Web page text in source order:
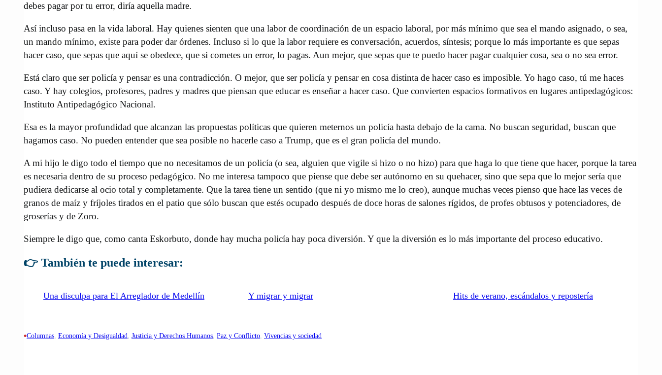
debes pagar por tu error, diría aquella madre.
Así incluso pasa en la vida laboral. Hay quienes sienten que una labor de coordinación de un espacio laboral, por más mínimo que sea el mando asignado, o sea,
un mando mínimo, existe para poder dar órdenes. Incluso si lo que la labor requiere es conversación, acuerdos, síntesis; porque lo más importante es que sepas
hacer caso, que sepas que aquí se obedece, que si cometes un error, lo pagas. Aun mejor, que sepas que te puedo hacer pagar cualquier cosa, sea o no sea error.
Está claro que ser policía y pensar es una contradicción. O mejor, que ser policía y pensar en cosa distinta de hacer caso es imposible. Yo hago caso, tú me haces
caso. Y hay colegios, profesores, padres y madres que piensan que educar es enseñar a hacer caso. Que convierten espacios formativos en lugares antipedagógicos:
Instituto Antipedagógico Nacional.
Esa es la mayor profundidad que alcanzan las propuestas políticas que quieren meternos un policía hasta debajo de la cama. No buscan seguridad, buscan que
hagamos caso. No pueden entender que sea posible no hacerle caso a Trump, que es el gran policía del mundo.
A mi hijo le digo todo el tiempo que no necesitamos de un policía (o sea, alguien que vigile si hizo o no hizo) para que haga lo que tiene que hacer, porque la tarea
es necesaria dentro de su proceso pedagógico. No me interesa tampoco que piense que debe ser autónomo en su quehacer, sino que sepa que lo mejor sería que
pudiera dedicarse al ocio total y completamente. Que la tarea tiene un sentido (que ni yo mismo me lo creo), aunque muchas veces pienso que hace las veces de
granos de maíz y fríjoles tirados en el patio que sólo buscan que estés ocupado después de doce horas de salones rígidos, de profes obtusos y potenciadores, de
groserías y de Zoro.
Siempre le digo que, como canta Eskorbuto, donde hay mucha policía hay poca diversión. Y que la diversión es lo más importante del proceso educativo.
👉 También te puede interesar:
Una disculpa para El Arreglador de Medellín Y migrar y migrar Hits de verano, escándalos y repostería
•Columnas, Economía y Desigualdad, Justicia y Derechos Humanos, Paz y Conflicto, Vivencias y sociedad